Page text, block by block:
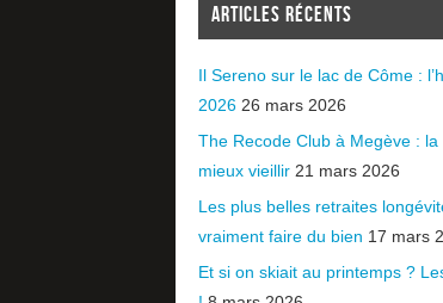
ARTICLES RÉCENTS
Il Sereno sur le lac de Côme :
2026 26 mars 2026
The Recode Club à Megève :
mieux vieillir 21 mars 2026
Les plus belles retraites
vraiment faire du bien 17 mars
Et si on skiait au printemps ?